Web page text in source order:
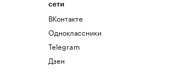
сети
ВКонтакте
Одноклассники
Telegram
Дзен